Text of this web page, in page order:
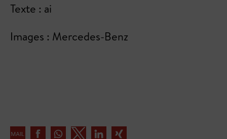
Texte : ai
Images : Mercedes-Benz